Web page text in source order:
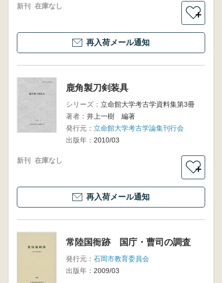
新刊 在庫なし
＋
再入荷メール通知
鹿角製刀剣装具
シリーズ： 立命館大学考古学資料集第3冊
著者： 井上一樹 編著
発行元： 立命館大学考古学論集刊行会
出版年： 2010/03
新刊 在庫なし
＋
再入荷メール通知
常陸国衙跡 国庁・曹司の調査
発行元： 石岡市教育委員会
出版年： 2009/03